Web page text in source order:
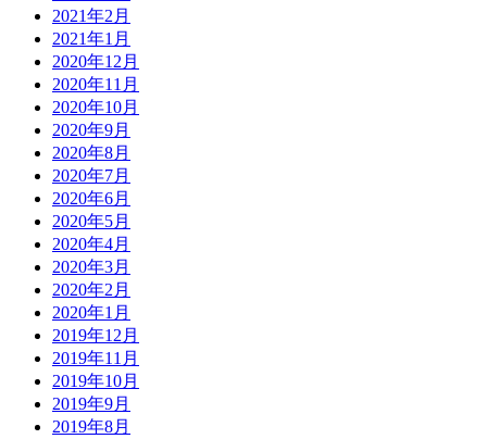
2021年2月
2021年1月
2020年12月
2020年11月
2020年10月
2020年9月
2020年8月
2020年7月
2020年6月
2020年5月
2020年4月
2020年3月
2020年2月
2020年1月
2019年12月
2019年11月
2019年10月
2019年9月
2019年8月